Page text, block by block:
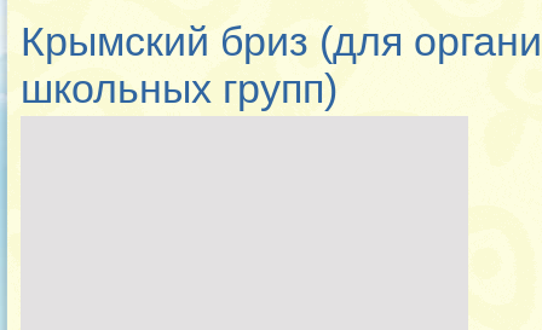
Крымский бриз (для
школьных групп)